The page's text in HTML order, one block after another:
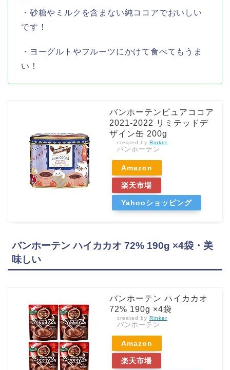
・砂糖やミルクを含まない純ココアでおいしい
です！
・ヨーグルトやフルーツにかけて食べてもうま
い！
バンホーテンピュアココア
2021-2022 リミテッドデ
ザイン缶 200g
created by Rinker
バンホーテン
Amazon
楽天市場
Yahooショッピング
バンホーテン ハイカカオ 72% 190g ×4袋・美
味しい
バンホーテン ハイカカオ
72% 190g ×4袋
created by Rinker
バンホーテン
Amazon
楽天市場